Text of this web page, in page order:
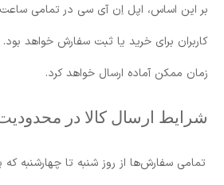
بر این اساس، اپل اِن آی سی در تمامی
کاربران برای خرید یا ثبت سفارش خواهد
زمان ممکن آماده ارسال خواهد کرد.
شرایط ارسال کالا در